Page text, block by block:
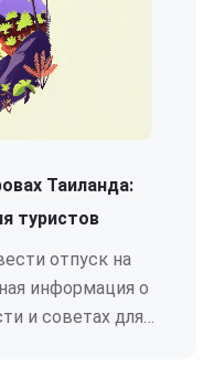
Таиланда:
туристов
отпуск на
информация о
и советах для